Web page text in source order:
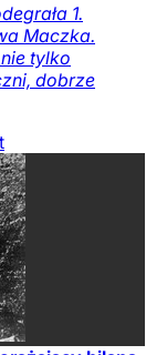
1.
Maczka.
tylko
dobrze